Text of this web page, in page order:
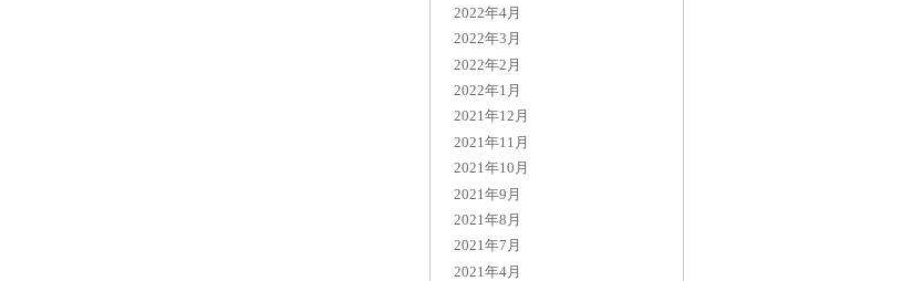
2022年4月
2022年3月
2022年2月
2022年1月
2021年12月
2021年11月
2021年10月
2021年9月
2021年8月
2021年7月
2021年4月